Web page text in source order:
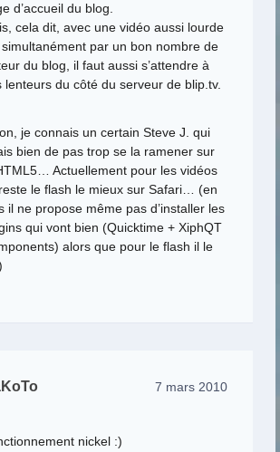
d’accueil du blog.
cela dit, avec une vidéo aussi lourde
simultanément par un bon nombre de
du blog, il faut aussi s’attendre à
lenteurs du côté du serveur de blip.tv.
je connais un certain Steve J. qui
bien de pas trop se la ramener sur
Actuellement pour les vidéos
le flash le mieux sur Safari… (en
il ne propose même pas d’installer les
qui vont bien (Quicktime + XiphQT
alors que pour le flash il le
7 mars 2010
nickel :)